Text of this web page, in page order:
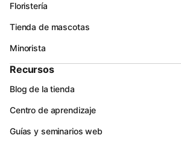
Floristería
Tienda de mascotas
Minorista
Recursos
Blog de la tienda
Centro de aprendizaje
Guías y seminarios web